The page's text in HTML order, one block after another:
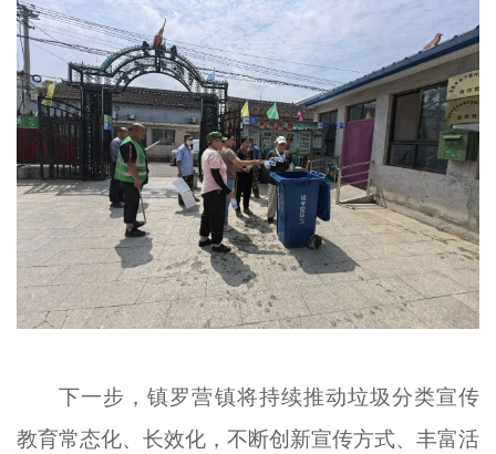
下一步，镇罗营镇将持续推动垃圾分类宣传
教育常态化、长效化，不断创新宣传方式、丰富活